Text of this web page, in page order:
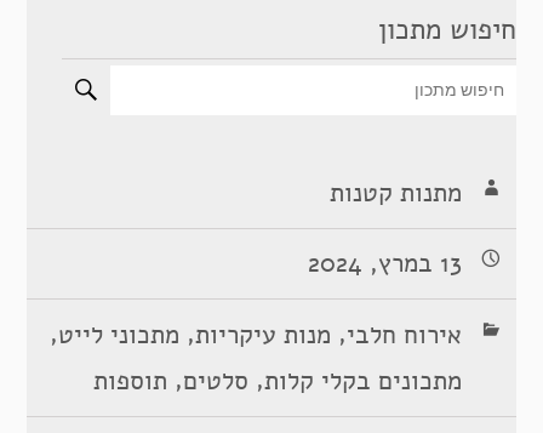
חיפוש מתכון
מתנות קטנות
13 במרץ, 2024
אירוח חלבי, מנות עיקריות, מתכוני לייט,
מתכונים בקלי קלות, סלטים, תוספות